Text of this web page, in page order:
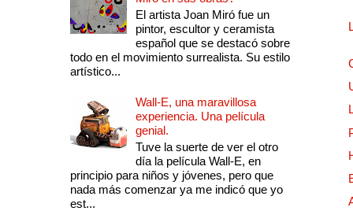
El artista Joan Miró fue un
pintor, escultor y ceramista
español que se destacó sobre
todo en el movimiento surrealista. Su estilo
artístico...
Wall-E, una maravillosa
experiencia. Una película
genial.
Tuve la suerte de ver el otro
día la película Wall-E, en
principio para niños y jóvenes, pero que
nada más comenzar ya me indicó que yo
est...